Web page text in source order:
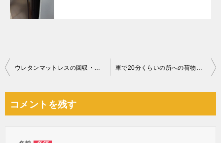
投
ビ
ウレタンマットレスの回収・処分ご依頼 お客様の声 車で20分くらいの所への荷物の運搬作業ご依頼 お客様の声
コメントを残す